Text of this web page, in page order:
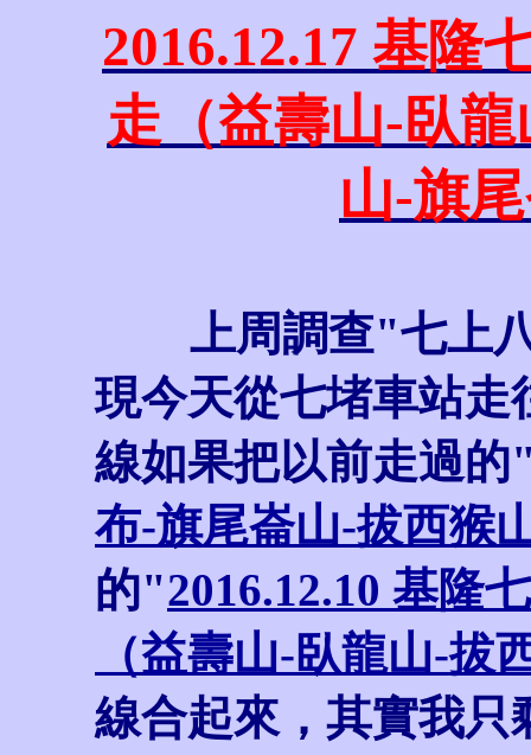
2016.12.17 基隆
走（益壽山-臥
山-旗
上周調查"七上八
現今天從七堵車站走
線如果把以前走過的
布-旗尾崙山-拔西猴
的"2016.12.10 基隆
（益壽山-臥龍山-拔
線合起來，其實我只